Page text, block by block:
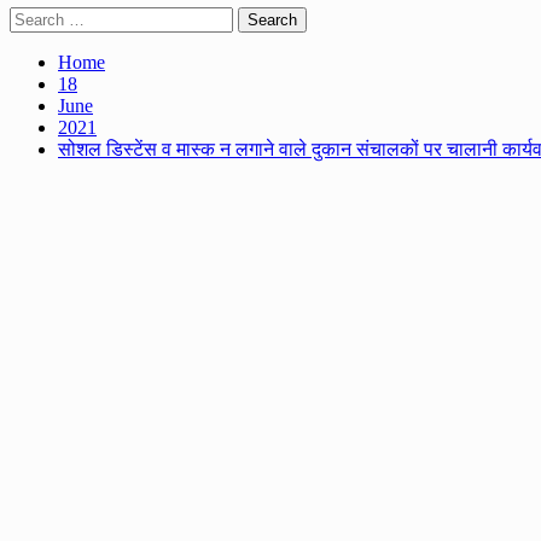
Search
for:
Home
18
June
2021
सोशल डिस्टेंस व मास्क न लगाने वाले दुकान संचालकों पर चालानी